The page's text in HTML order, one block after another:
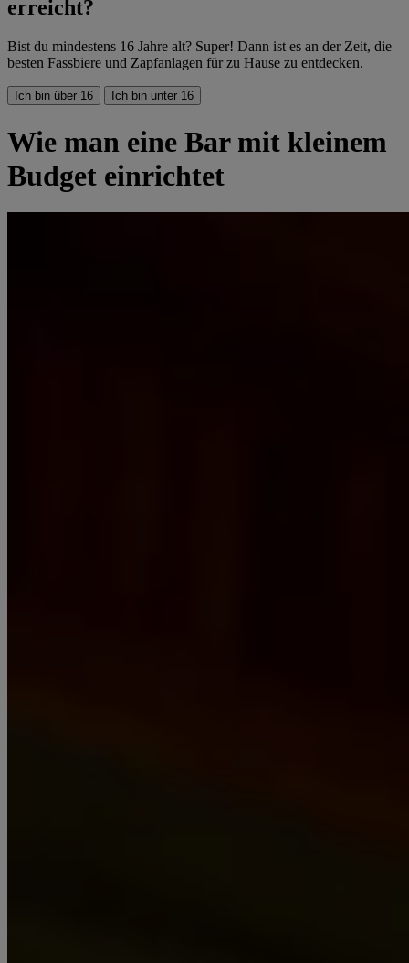
erreicht?
Bist du mindestens 16 Jahre alt? Super! Dann ist es an der Zeit, die
besten Fassbiere und Zapfanlagen für zu Hause zu entdecken.
Ich bin über 16 Ich bin unter 16
Wie man eine Bar mit kleinem
Budget einrichtet